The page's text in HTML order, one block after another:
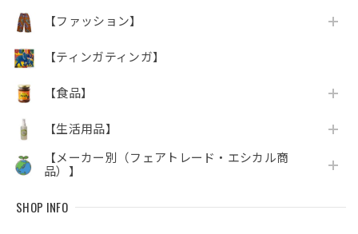
【ファッション】
【ティンガティンガ】
【食品】
【生活用品】
【メーカー別（フェアトレード・エシカル商
品）】
SHOP INFO